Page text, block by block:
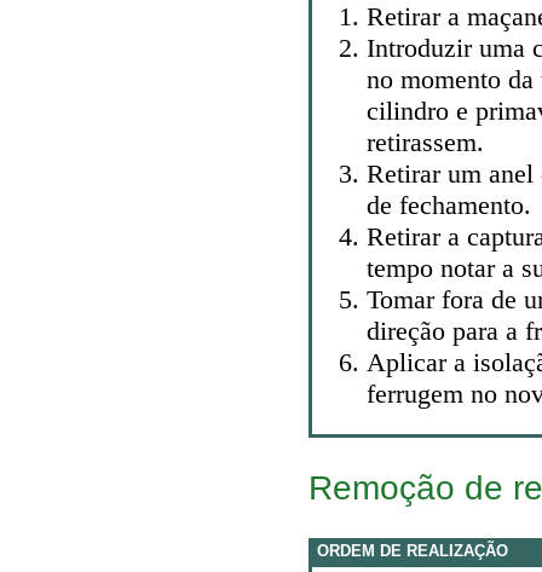
Retirar a
Introduzir uma
no momento da
cilindro e
retirassem.
Retirar um
de fechamento.
Retirar a
tempo notar a
Tomar fora de
direção para a
Aplicar a
ferrugem no
Remoção de
ORDEM DE REALIZAÇÃO